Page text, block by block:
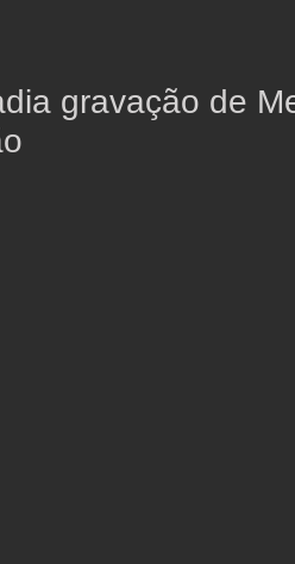
gravação de